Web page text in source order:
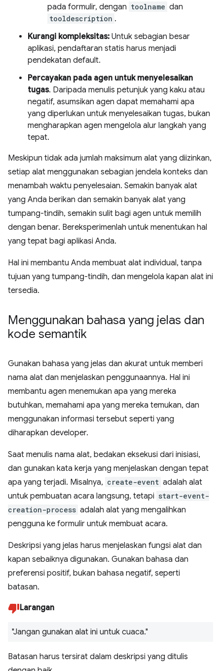
pada formulir, dengan toolname dan
tooldescription .
Kurangi kompleksitas: Untuk sebagian besar
aplikasi, pendaftaran statis harus menjadi
pendekatan default.
Percayakan pada agen untuk menyelesaikan
tugas. Daripada menulis petunjuk yang kaku atau
negatif, asumsikan agen dapat memahami apa
yang diperlukan untuk menyelesaikan tugas, bukan
mengharapkan agen mengelola alur langkah yang
tepat.
Meskipun tidak ada jumlah maksimum alat yang diizinkan,
setiap alat menggunakan sebagian jendela konteks dan
menambah waktu penyelesaian. Semakin banyak alat
yang Anda berikan dan semakin banyak alat yang
tumpang-tindih, semakin sulit bagi agen untuk memilih
dengan benar. Bereksperimenlah untuk menentukan hal
yang tepat bagi aplikasi Anda.
Hal ini membantu Anda membuat alat individual, tanpa
tujuan yang tumpang-tindih, dan mengelola kapan alat ini
tersedia.
Menggunakan bahasa yang jelas dan
kode semantik
Gunakan bahasa yang jelas dan akurat untuk memberi
nama alat dan menjelaskan penggunaannya. Hal ini
membantu agen menemukan apa yang mereka
butuhkan, memahami apa yang mereka temukan, dan
menggunakan informasi tersebut seperti yang
diharapkan developer.
Saat menulis nama alat, bedakan eksekusi dari inisiasi,
dan gunakan kata kerja yang menjelaskan dengan tepat
apa yang terjadi. Misalnya, create-event adalah alat
untuk pembuatan acara langsung, tetapi start-event-
creation-process adalah alat yang mengalihkan
pengguna ke formulir untuk membuat acara.
Deskripsi yang jelas harus menjelaskan fungsi alat dan
kapan sebaiknya digunakan. Gunakan bahasa dan
preferensi positif, bukan bahasa negatif, seperti
batasan.
Larangan
"Jangan gunakan alat ini untuk cuaca."
Batasan harus tersirat dalam deskripsi yang ditulis